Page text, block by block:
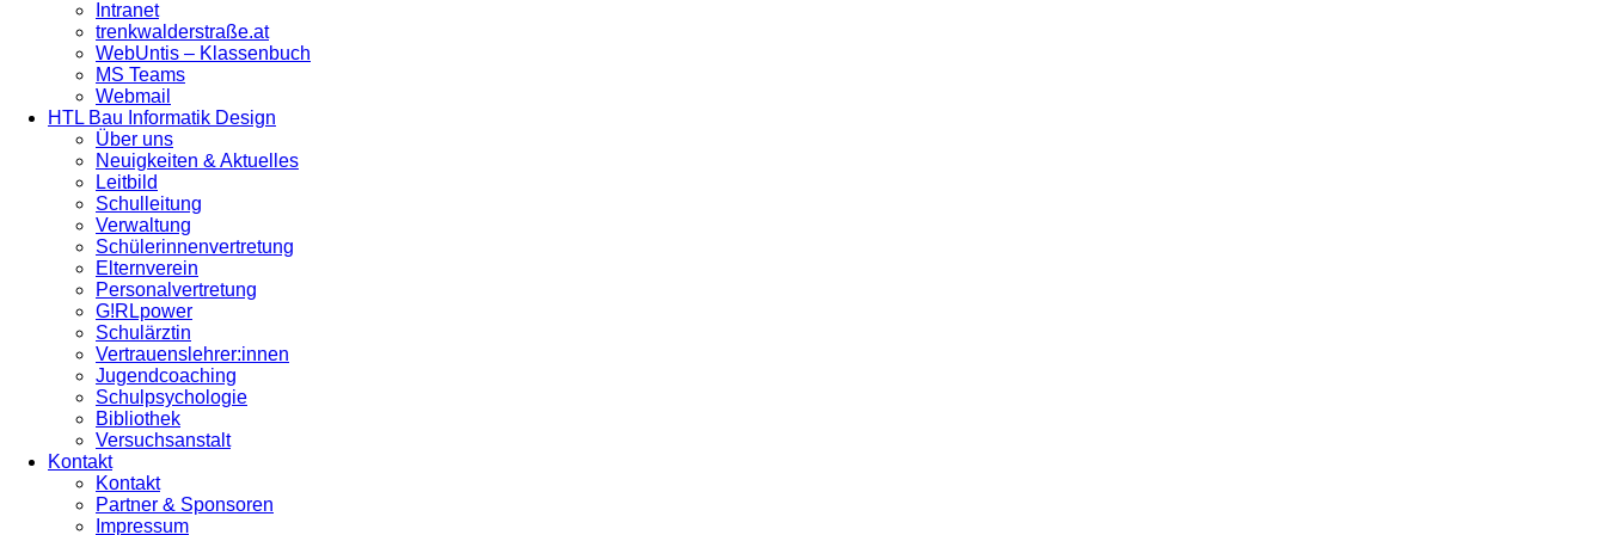
Intranet
trenkwalderstraße.at
WebUntis – Klassenbuch
MS Teams
Webmail
HTL Bau Informatik Design
Über uns
Neuigkeiten & Aktuelles
Leitbild
Schulleitung
Verwaltung
Schülerinnenvertretung
Elternverein
Personalvertretung
G!RLpower
Schulärztin
Vertrauenslehrer:innen
Jugendcoaching
Schulpsychologie
Bibliothek
Versuchsanstalt
Kontakt
Kontakt
Partner & Sponsoren
Impressum